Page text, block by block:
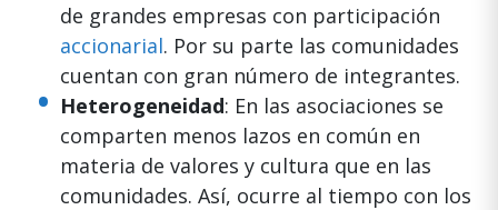
de grandes empresas con participación
accionarial. Por su parte las comunidades
cuentan con gran número de integrantes.
Heterogeneidad: En las asociaciones se
comparten menos lazos en común en
materia de valores y cultura que en las
comunidades. Así, ocurre al tiempo con los